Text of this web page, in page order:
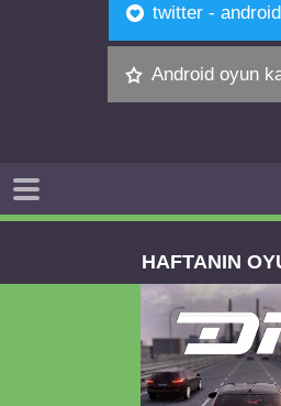
twitter -
Android oyun
HAFTANIN